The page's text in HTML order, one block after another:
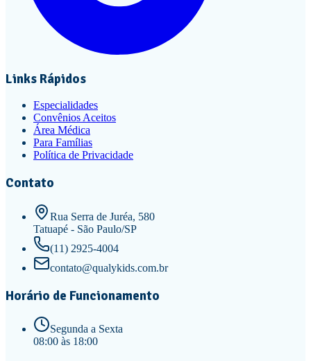
Links Rápidos
Especialidades
Convênios Aceitos
Área Médica
Para Famílias
Política de Privacidade
Contato
Rua Serra de Juréa, 580
Tatuapé - São Paulo/SP
(11) 2925-4004
contato@qualykids.com.br
Horário de Funcionamento
Segunda a Sexta
08:00 às 18:00